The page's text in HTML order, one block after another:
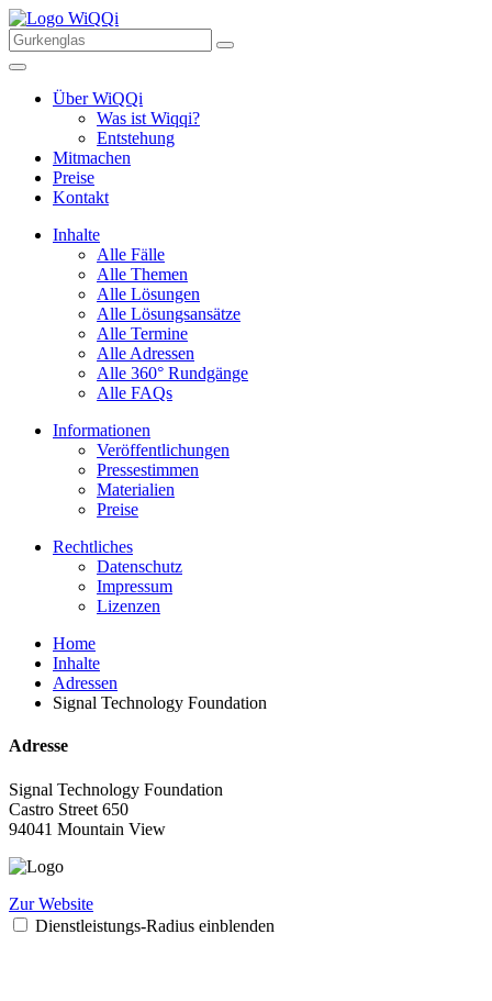
Über WiQQi
Was ist Wiqqi?
Entstehung
Mitmachen
Preise
Kontakt
Inhalte
Alle Fälle
Alle Themen
Alle Lösungen
Alle Lösungsansätze
Alle Termine
Alle Adressen
Alle 360° Rundgänge
Alle FAQs
Informationen
Veröffentlichungen
Pressestimmen
Materialien
Preise
Rechtliches
Datenschutz
Impressum
Lizenzen
Home
Inhalte
Adressen
Signal Technology Foundation
Adresse
Signal Technology Foundation
Castro Street 650
94041 Mountain View
Zur Website
Dienstleistungs-Radius einblenden